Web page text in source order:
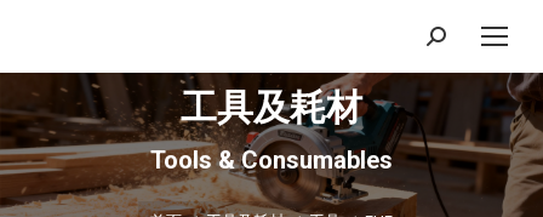
搜
索：
工具及耗材
Tools & Consumables
你在这里：